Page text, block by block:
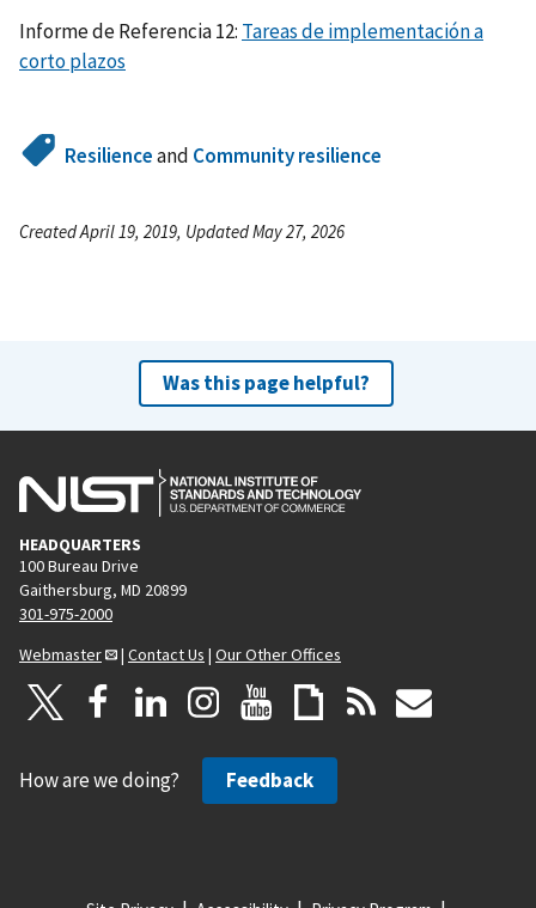
Informe de Referencia 12: Tareas de implementación a
corto plazos
Resilienceand Community resilience
Created April 19, 2019, Updated May 27, 2026
Was this page helpful?
HEADQUARTERS
100 Bureau Drive
Gaithersburg, MD 20899
301-975-2000
Webmaster
| Contact Us | Our Other Offices
How are we doing? Feedback